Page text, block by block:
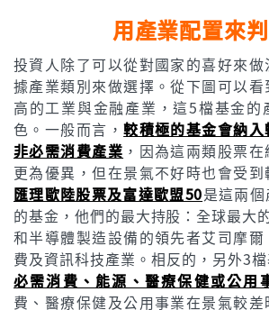
用產業配置來
投資人除了可以從對國家的喜好來
據產業類別來做選擇。從下圖可以
高的工業與金融產業，這5檔基金的
色。一般而言，較積極的基金會納
非必需消費產業 ，因為這兩類股票
更為優異，但在景氣不好時也會受到
匯理歐陸股票及富達歐盟50是這兩
的基金，他們的最大持股：全球最大
和半導體製造設備的領先者艾司摩
費及資訊科技產業。相反的，另外3
必需消費、能源、醫療保健或公用
費、醫療保健及公用事業在景氣較差